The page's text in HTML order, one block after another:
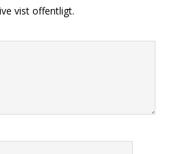
vist offentligt.